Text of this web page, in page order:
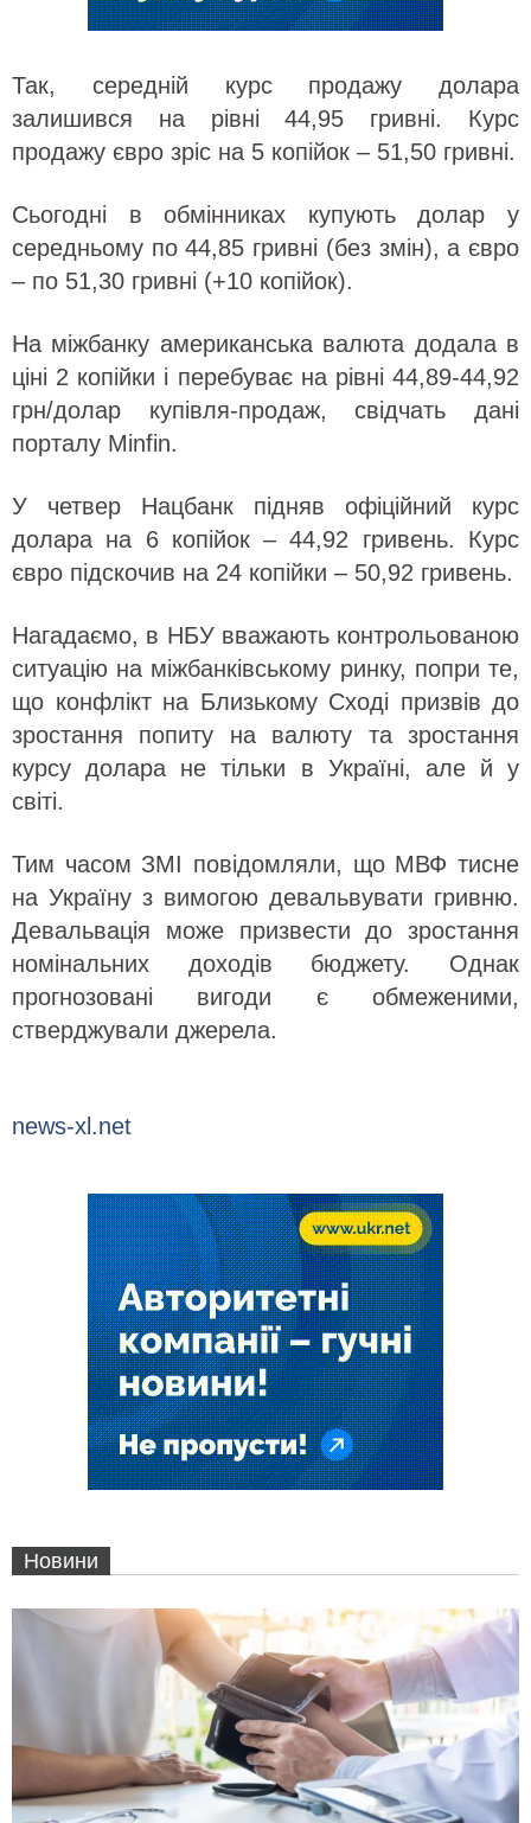
Так, середній курс продажу долара
залишився на рівні 44,95 гривні. Курс
продажу євро зріс на 5 копійок – 51,50 гривні.
Сьогодні в обмінниках купують долар у
середньому по 44,85 гривні (без змін), а євро
– по 51,30 гривні (+10 копійок).
На міжбанку американська валюта додала в
ціні 2 копійки і перебуває на рівні 44,89-44,92
грн/долар купівля-продаж, свідчать дані
порталу Minfin.
У четвер Нацбанк підняв офіційний курс
долара на 6 копійок – 44,92 гривень. Курс
євро підскочив на 24 копійки – 50,92 гривень.
Нагадаємо, в НБУ вважають контрольованою
ситуацію на міжбанківському ринку, попри те,
що конфлікт на Близькому Сході призвів до
зростання попиту на валюту та зростання
курсу долара не тільки в Україні, але й у
світі.
Тим часом ЗМІ повідомляли, що МВФ тисне
на Україну з вимогою девальвувати гривню.
Девальвація може призвести до зростання
номінальних доходів бюджету. Однак
прогнозовані вигоди є обмеженими,
стверджували джерела.
news-xl.net
Новини